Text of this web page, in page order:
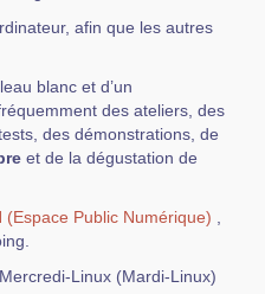
afin que les autres
blanc et d’un
des ateliers, des
des démonstrations, de
et de la dégustation de
(Espace Public Numérique)
Mercredi-Linux (Mardi-Linux)